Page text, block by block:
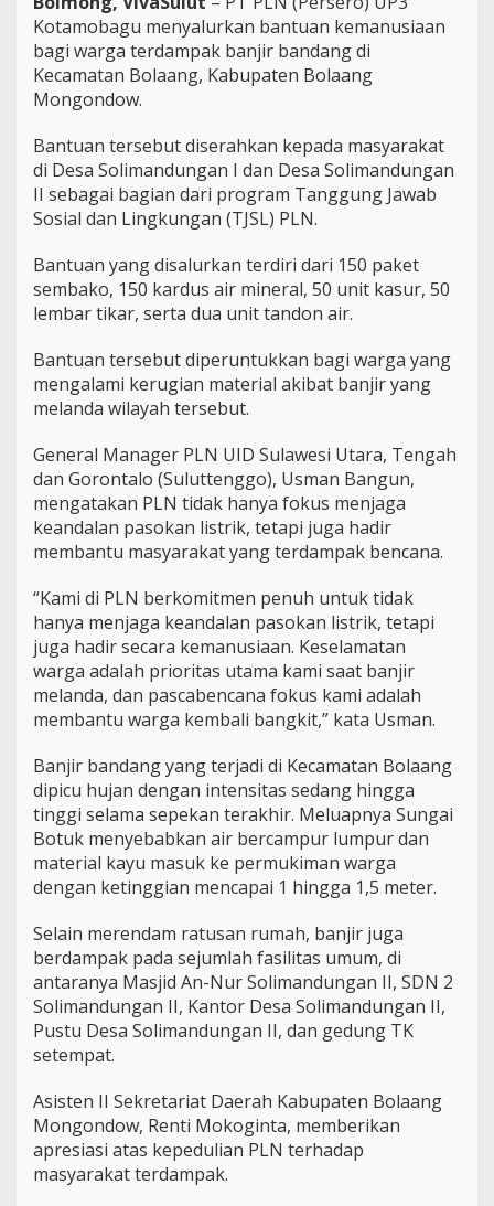
a
s
u
r
t
u
k
K
o
b
a
n
B
n
j
a
n
d
a
n
g
o
l
a
a
n
g
M
n
g
o
n
d
o
w
Kotamobagu menyalurkan bantuan kemanusiaan
bagi warga terdampak banjir bandang di
Kecamatan Bolaang, Kabupaten Bolaang
Mongondow.
Bantuan tersebut diserahkan kepada masyarakat
di Desa Solimandungan I dan Desa Solimandungan
II sebagai bagian dari program Tanggung Jawab
Sosial dan Lingkungan (TJSL) PLN.
Bantuan yang disalurkan terdiri dari 150 paket
sembako, 150 kardus air mineral, 50 unit kasur, 50
lembar tikar, serta dua unit tandon air.
Bantuan tersebut diperuntukkan bagi warga yang
mengalami kerugian material akibat banjir yang
melanda wilayah tersebut.
General Manager PLN UID Sulawesi Utara, Tengah
dan Gorontalo (Suluttenggo), Usman Bangun,
mengatakan PLN tidak hanya fokus menjaga
keandalan pasokan listrik, tetapi juga hadir
membantu masyarakat yang terdampak bencana.
“Kami di PLN berkomitmen penuh untuk tidak
hanya menjaga keandalan pasokan listrik, tetapi
juga hadir secara kemanusiaan. Keselamatan
warga adalah prioritas utama kami saat banjir
melanda, dan pascabencana fokus kami adalah
membantu warga kembali bangkit,” kata Usman.
Banjir bandang yang terjadi di Kecamatan Bolaang
dipicu hujan dengan intensitas sedang hingga
tinggi selama sepekan terakhir. Meluapnya Sungai
Botuk menyebabkan air bercampur lumpur dan
material kayu masuk ke permukiman warga
dengan ketinggian mencapai 1 hingga 1,5 meter.
Selain merendam ratusan rumah, banjir juga
berdampak pada sejumlah fasilitas umum, di
antaranya Masjid An-Nur Solimandungan II, SDN 2
Solimandungan II, Kantor Desa Solimandungan II,
Pustu Desa Solimandungan II, dan gedung TK
setempat.
Asisten II Sekretariat Daerah Kabupaten Bolaang
Mongondow, Renti Mokoginta, memberikan
apresiasi atas kepedulian PLN terhadap
masyarakat terdampak.